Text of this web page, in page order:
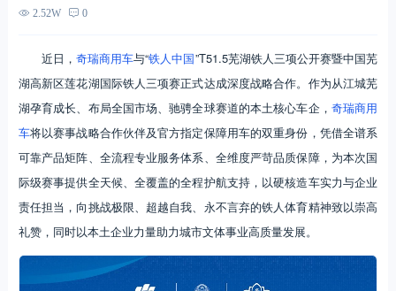
2.52W
0
近日，奇瑞商用车与“铁人中国”T51.5芜湖铁人三项公开赛暨中国芜
湖高新区莲花湖国际铁人三项赛正式达成深度战略合作。作为从江城芜
湖孕育成长、布局全国市场、驰骋全球赛道的本土核心车企， 奇瑞商用
车将以赛事战略合作伙伴及官方指定保障用车的双重身份，凭借全谱系
可靠产品矩阵、全流程专业服务体系、全维度严苛品质保障，为本次国
际级赛事提供全天候、全覆盖的全程护航支持，以硬核造车实力与企业
责任担当，向挑战极限、超越自我、永不言弃的铁人体育精神致以崇高
礼赞，同时以本土企业力量助力城市文体事业高质量发展。